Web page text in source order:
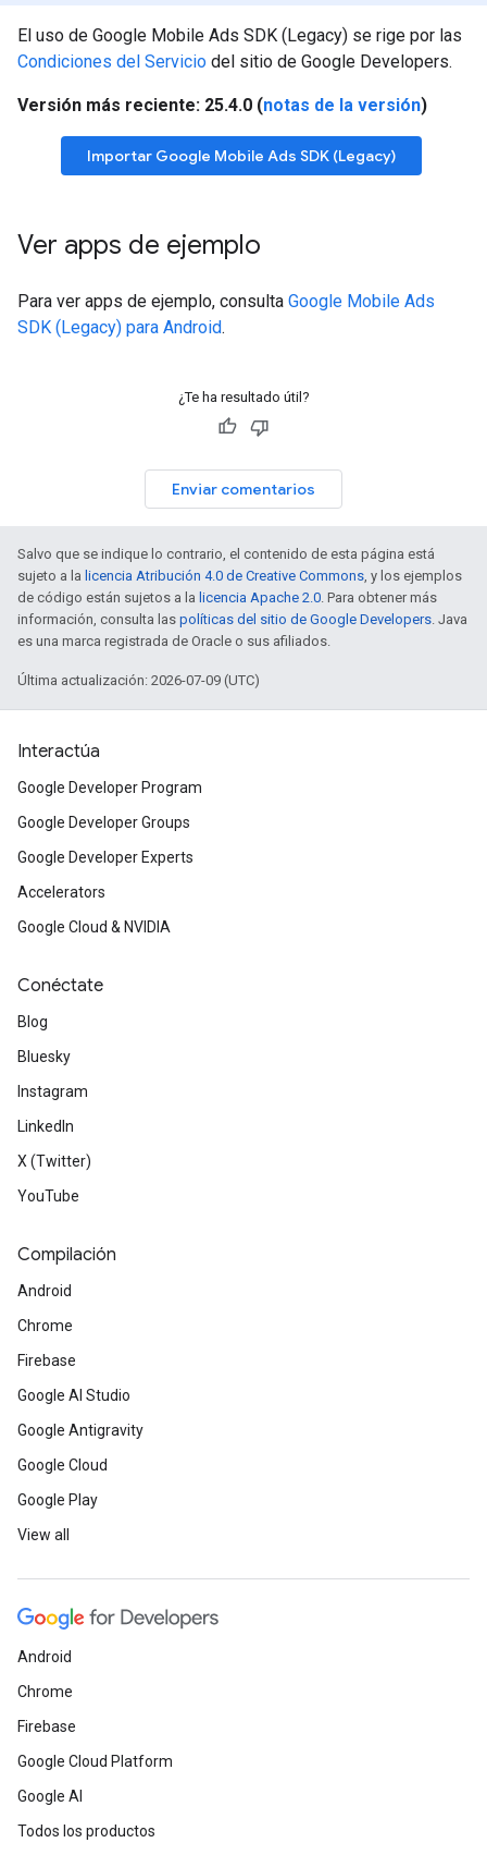
El uso de Google Mobile Ads SDK (Legacy) se rige por las
Condiciones del Servicio del sitio de Google Developers.
Versión más reciente: 25.4.0 (notas de la versión)
Importar Google Mobile Ads SDK (Legacy)
Ver apps de ejemplo
Para ver apps de ejemplo, consulta Google Mobile Ads
SDK (Legacy) para Android.
¿Te ha resultado útil?
Enviar comentarios
Salvo que se indique lo contrario, el contenido de esta página está
sujeto a la licencia Atribución 4.0 de Creative Commons, y los ejemplos
de código están sujetos a la licencia Apache 2.0. Para obtener más
información, consulta las políticas del sitio de Google Developers. Java
es una marca registrada de Oracle o sus afiliados.
Última actualización: 2026-07-09 (UTC)
Interactúa
Google Developer Program
Google Developer Groups
Google Developer Experts
Accelerators
Google Cloud & NVIDIA
Conéctate
Blog
Bluesky
Instagram
LinkedIn
X (Twitter)
YouTube
Compilación
Android
Chrome
Firebase
Google AI Studio
Google Antigravity
Google Cloud
Google Play
View all
Android
Chrome
Firebase
Google Cloud Platform
Google AI
Todos los productos